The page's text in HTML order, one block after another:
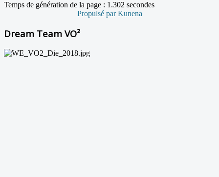
Temps de génération de la page : 1.302 secondes
Propulsé parKunena
Dream Team VO²